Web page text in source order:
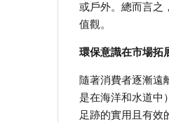
或戶外。總而言之
值觀。
環保意識在市場拓
隨著消費者逐漸遠
是在海洋和水道中
足跡的實用且有效